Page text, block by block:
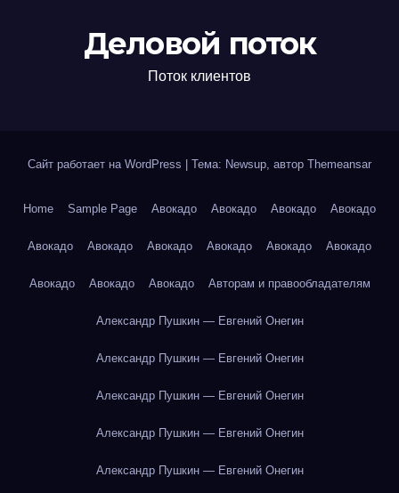
Деловой поток
Поток клиентов
Сайт работает на WordPress Тема: Newsup, автор Themeansar
Home Sample Page Авокадо Авокадо Авокадо Авокадо
Авокадо Авокадо Авокадо Авокадо Авокадо Авокадо
Авокадо Авокадо Авокадо Авторам и правообладателям
Александр Пушкин — Евгений Онегин
Александр Пушкин — Евгений Онегин
Александр Пушкин — Евгений Онегин
Александр Пушкин — Евгений Онегин
Александр Пушкин — Евгений Онегин